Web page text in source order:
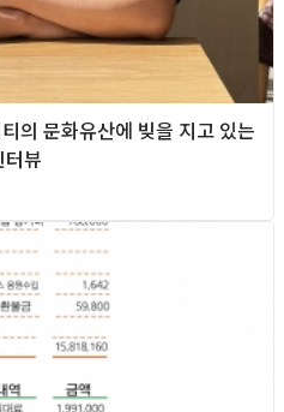
의 문화유산에 빚을 지고 있는
뷰